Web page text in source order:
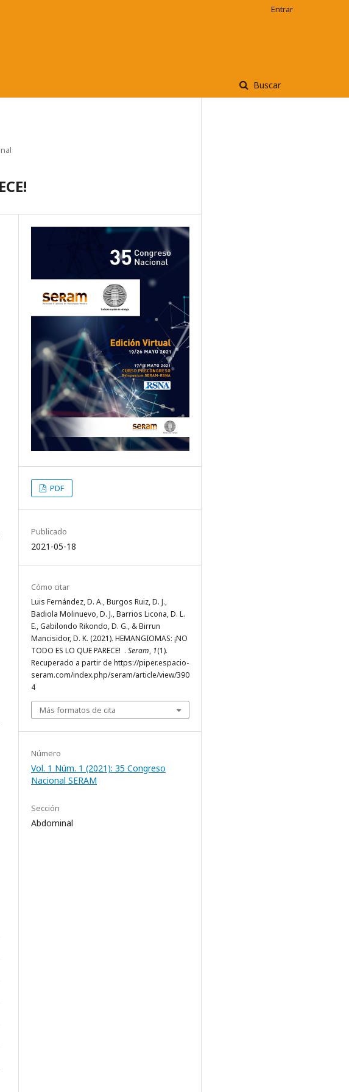
Buscar
Entrar
PDF
Publicado
2021-05-18
Cómo citar
Luis Fernández, D. A., Burgos Ruiz, D. J.,
Badiola Molinuevo, D. J., Barrios Licona, D. L.
E., Gabilondo Rikondo, D. G., & Birrun
Mancisidor, D. K. (2021). HEMANGIOMAS: ¡NO
TODO ES LO QUE PARECE! . Seram, 1(1).
Recuperado a partir de https://piper.espacio-
seram.com/index.php/seram/article/view/390
4
Más formatos de cita
Número
Vol. 1 Núm. 1 (2021): 35 Congreso
Nacional SERAM
Sección
Abdominal